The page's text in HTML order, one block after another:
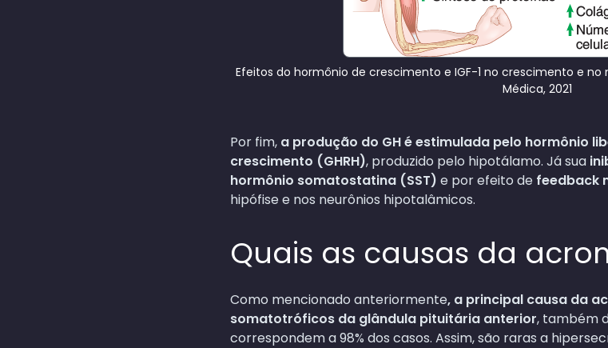
Efeitos do hormônio de crescimento e IGF-1 no crescimento e no
Médica, 2021
Por fim, a produção do GH é estimulada pelo hormônio
crescimento (GHRH), produzido pelo hipotálamo. Já sua
hormônio somatostatina (SST) e por efeito de feedback
hipófise e nos neurônios hipotalâmicos.
Quais as causas da
Como mencionado anteriormente, a principal causa da
somatotróficos da glândula pituitária anterior, também
correspondem a 98% dos casos. Assim, são raras a